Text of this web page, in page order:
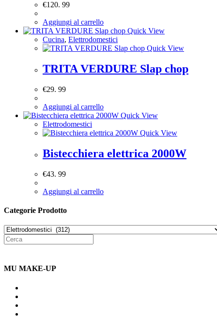
€120. 99
Aggiungi al carrello
Quick View
Cucina, Elettrodomestici
Quick View
TRITA VERDURE Slap chop
€29. 99
Aggiungi al carrello
Quick View
Elettrodomestici
Quick View
Bistecchiera elettrica 2000W
€43. 99
Aggiungi al carrello
Categorie Prodotto
MU MAKE-UP